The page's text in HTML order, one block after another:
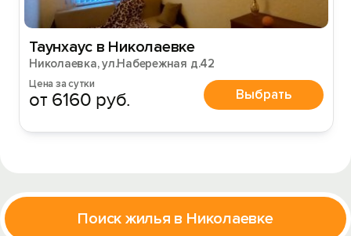
Таунхаус в Николаевке
Николаевка, ул.Набережная д.42
Цена за сутки
от 6160 руб. Выбрать
Поиск жилья в Николаевке